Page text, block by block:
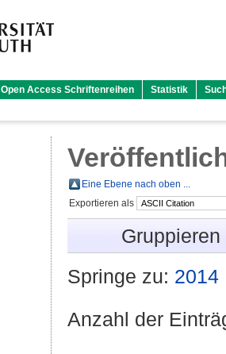
Open Access Schriftenreihen Statistik
Eine Ebene nach oben ...
Exportieren als
Springe zu: 2014
Anzahl der